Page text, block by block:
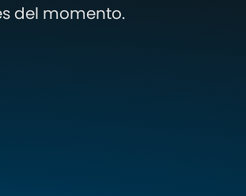
del momento.